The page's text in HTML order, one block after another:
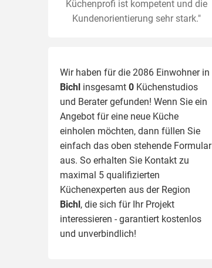
Küchenprofi ist kompetent und die
Kundenorientierung sehr stark."
Wir haben für die 2086 Einwohner in
Bichl insgesamt 0 Küchenstudios
und Berater gefunden! Wenn Sie ein
Angebot für eine neue Küche
einholen möchten, dann füllen Sie
einfach das oben stehende Formular
aus. So erhalten Sie Kontakt zu
maximal 5 qualifizierten
Küchenexperten aus der Region
Bichl, die sich für Ihr Projekt
interessieren - garantiert kostenlos
und unverbindlich!